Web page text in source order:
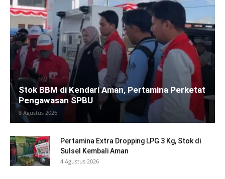
Stok BBM di Kendari Aman, Pertamina Perketat
Pengawasan SPBU
8 Agustus 2026
Pertamina Extra Dropping LPG 3 Kg, Stok di
Sulsel Kembali Aman
4 Agustus 2026